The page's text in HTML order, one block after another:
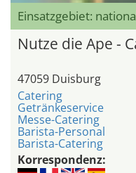
Einsatzgebiet:
Nutze die Ape -
47059 Duisburg
Catering
Getränkeservice
Messe-Catering
Barista-Personal
Barista-Catering
Korrespondenz: